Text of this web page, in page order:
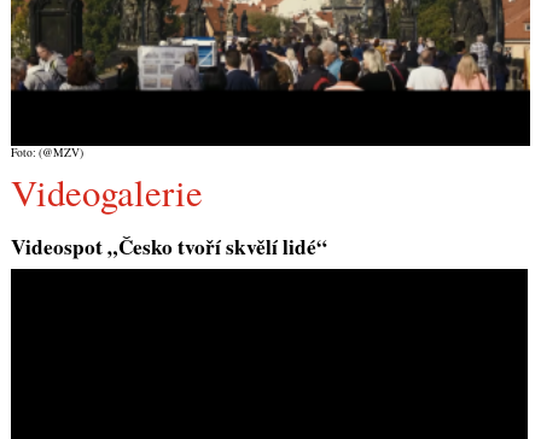
Foto: (@MZV)
Videogalerie
Videospot „Česko tvoří skvělí lidé“